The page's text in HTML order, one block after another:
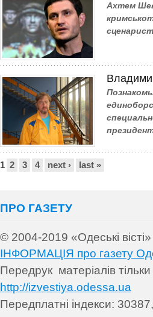
Ахтем
Сторінки
1 2 3 4 next › last »
ПРО ГАЗЕТУ
© 2004-2019 «Одеські вісті»
ІНФОРМАЦІЯ про газету
Передрук матеріалів т
http://izvestiya.odessa.ua
Передплатні індекси: 30